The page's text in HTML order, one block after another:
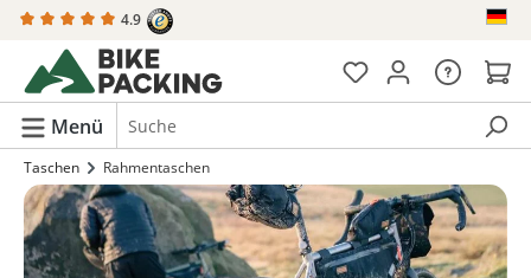
springen 4.9
Menü
Taschen Rahmentaschen